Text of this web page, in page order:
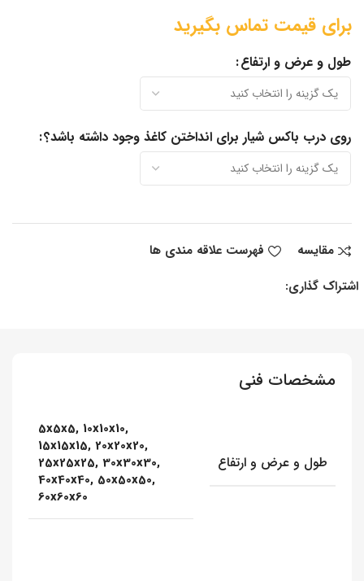
طول و عرض و ارتفاع
روی درب باکس شیار برای انداختن کاغذ وجود داشته باشد؟
مقایسه
فهرست علاقه مندی ها
اشتراک گذاری:
مشخصات فنی
طول و عرض و ارتفاع
5x5x5, 10x10x10,
15x15x15, 20x20x20,
25x25x25, 30x30x30,
40x40x40, 50x50x50,
60x60x60